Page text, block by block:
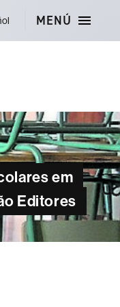
MENÚ
em
Editores